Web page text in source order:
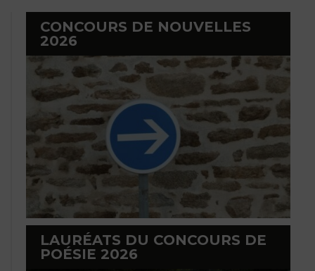
CONCOURS DE NOUVELLES
2026
LAURÉATS DU CONCOURS DE
POÉSIE 2026